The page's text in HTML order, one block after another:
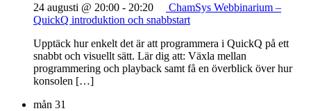
24 augusti @ 20:00 - 20:20
ChamSys Webbinarium –
QuickQ introduktion och snabbstart
Upptäck hur enkelt det är att programmera i QuickQ på ett
snabbt och visuellt sätt. Lär dig att: Växla mellan
programmering och playback samt få en överblick över hur
konsolen […]
mån 31